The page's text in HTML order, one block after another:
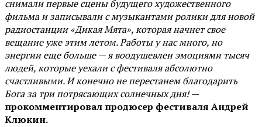
снимали первые сцены будущего художественного
фильма и записывали с музыкантами ролики для новой
радиостанции «Дикая Мята», которая начнет свое
вещание уже этим летом. Работы у нас много, но
энергии еще больше — я воодушевлен эмоциями тысяч
людей, которые уехали с фестиваля абсолютно
счастливыми. И конечно не перестанем благодарить
Бога за три потрясающих солнечных дня!—
прокомментировал продюсер фестиваля Андрей
Клюкин.